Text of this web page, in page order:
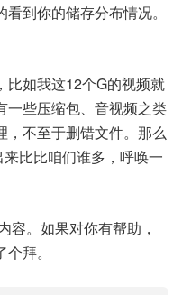
到你的储存分布情况。
比如我这12个G的视频就
一些压缩包、音视频之类
，不至于删错文件。那么
比比咱们谁多，呼唤一
容。如果对你有帮助，
拜。